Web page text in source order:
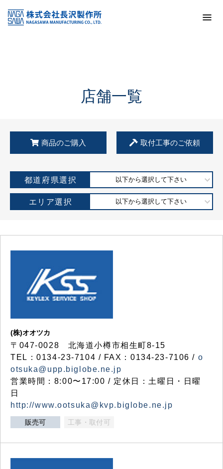
KSS加盟店・取扱店情報
店舗一覧
店舗一覧
商品のご購入 取付工事のご依頼
都道府県選択 以下から選択して下さい
エリア選択 以下から選択して下さい
(株)オオツカ
〒047-0028 北海道小樽市相生町8-15
TEL：0134-23-7104 / FAX：0134-23-7106 / o
otsuka@upp.biglobe.ne.jp
営業時間：8:00〜17:00 / 定休日：土曜日・日曜
日
http://www.ootsuka@kvp.biglobe.ne.jp
販売可 工事・取付可